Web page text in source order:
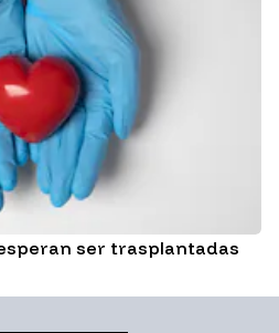
ser trasplantadas